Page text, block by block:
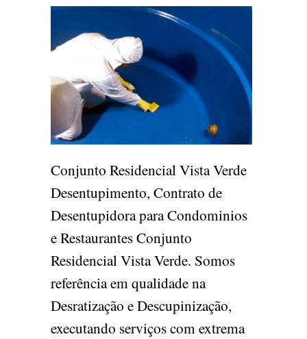
Conjunto Residencial Vista Verde
Desentupimento, Contrato de
Desentupidora para Condominios
e Restaurantes Conjunto
Residencial Vista Verde. Somos
referência em qualidade na
Desratização e Descupinização,
executando serviços com extrema